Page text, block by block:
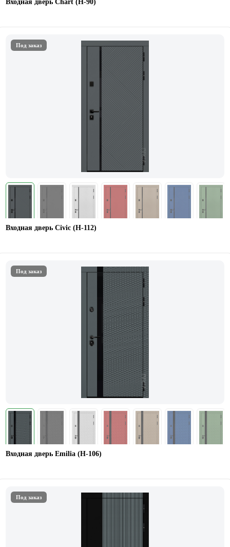
Входная дверь Chart (Н-90)
Под заказ
Входная дверь Civic (Н-112)
Под заказ
Входная дверь Emilia (Н-106)
Под заказ